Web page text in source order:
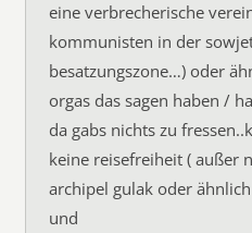
eine verbrecherische
kommunisten in der
besatzungszone…) oder
orgas das sagen haben /
da gabs nichts zu
keine reisefreiheit ( außer
archipel gulak oder
und